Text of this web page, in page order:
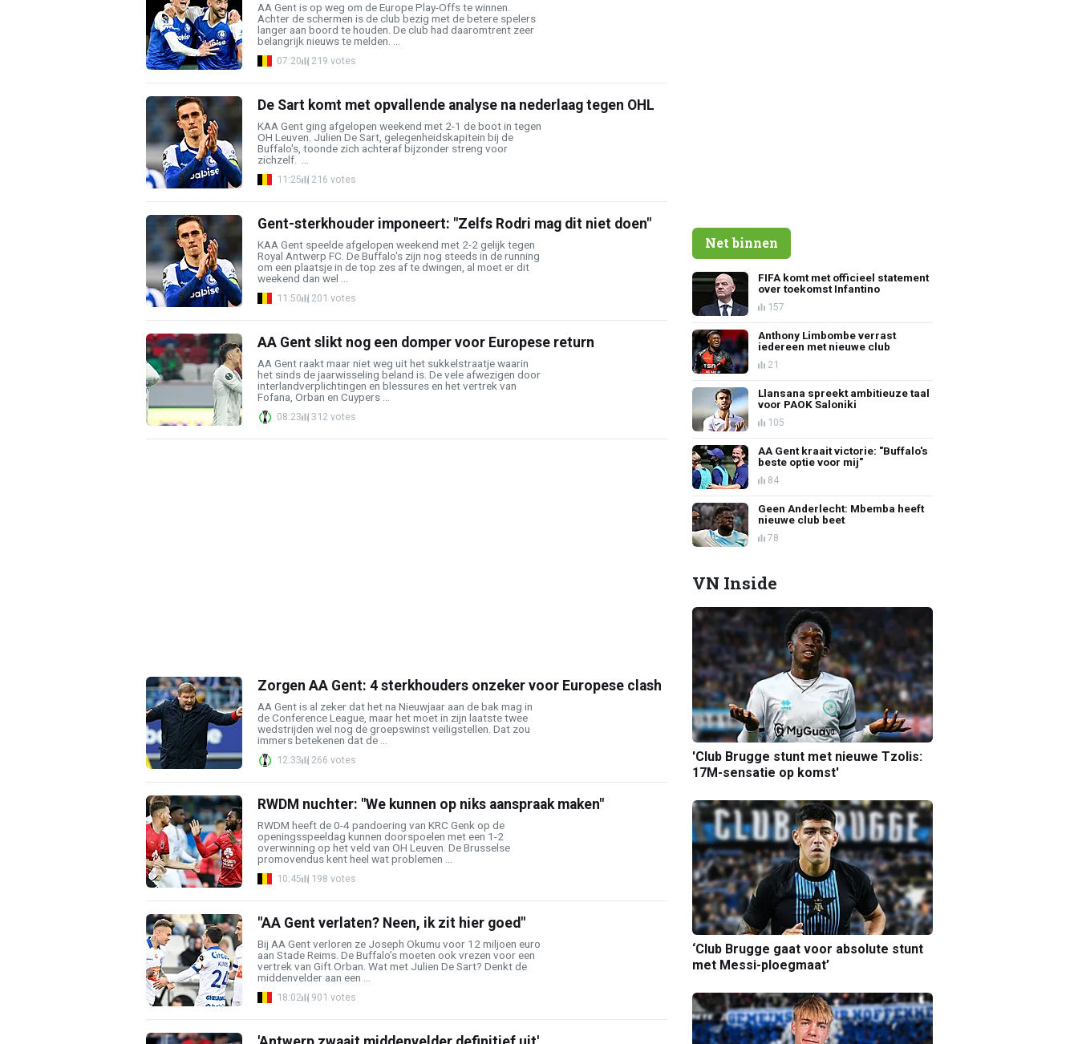
AA Gent is op weg om de Europe Play-Offs te winnen.
Achter de schermen is de club bezig met de betere spelers
langer aan boord te houden. De club had daaromtrent zeer
belangrijk nieuws te melden. ...
07:20 219 votes
De Sart komt met opvallende analyse na nederlaag tegen OHL
KAA Gent ging afgelopen weekend met 2-1 de boot in tegen
OH Leuven. Julien De Sart, gelegenheidskapitein bij de
Buffalo's, toonde zich achteraf bijzonder streng voor
zichzelf. ...
11:25 216 votes
Gent-sterkhouder imponeert: "Zelfs Rodri mag dit niet doen"
KAA Gent speelde afgelopen weekend met 2-2 gelijk tegen
Royal Antwerp FC. De Buffalo's zijn nog steeds in de running
om een plaatsje in de top zes af te dwingen, al moet er dit
weekend dan wel ...
11:50 201 votes
AA Gent slikt nog een domper voor Europese return
AA Gent raakt maar niet weg uit het sukkelstraatje waarin
het sinds de jaarwisseling beland is. De vele afwezigen door
interlandverplichtingen en blessures en het vertrek van
Fofana, Orban en Cuypers ...
08:23 312 votes
Zorgen AA Gent: 4 sterkhouders onzeker voor Europese clash
AA Gent is al zeker dat het na Nieuwjaar aan de bak mag in
de Conference League, maar het moet in zijn laatste twee
wedstrijden wel nog de groepswinst veiligstellen. Dat zou
immers betekenen dat de ...
12:33 266 votes
RWDM nuchter: "We kunnen op niks aanspraak maken"
RWDM heeft de 0-4 pandoering van KRC Genk op de
openingsspeeldag kunnen doorspoelen met een 1-2
overwinning op het veld van OH Leuven. De Brusselse
promovendus kent heel wat problemen ...
10:45 198 votes
"AA Gent verlaten? Neen, ik zit hier goed"
Bij AA Gent verloren ze Joseph Okumu voor 12 miljoen euro
aan Stade Reims. De Buffalo’s moeten ook vrezen voor een
vertrek van Gift Orban. Wat met Julien De Sart? Denkt de
middenvelder aan een ...
18:02 901 votes
Net binnen
FIFA komt met officieel statement
over toekomst Infantino
157
Anthony Limbombe verrast
iedereen met nieuwe club
21
Llansana spreekt ambitieuze taal
voor PAOK Saloniki
105
AA Gent kraait victorie: "Buffalo's
beste optie voor mij"
84
Geen Anderlecht: Mbemba heeft
nieuwe club beet
78
VN Inside
'Club Brugge stunt met nieuwe Tzolis:
17M-sensatie op komst'
‘Club Brugge gaat voor absolute stunt
met Messi-ploegmaat’